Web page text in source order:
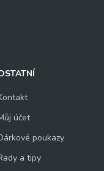
účet
poukazy
a tipy